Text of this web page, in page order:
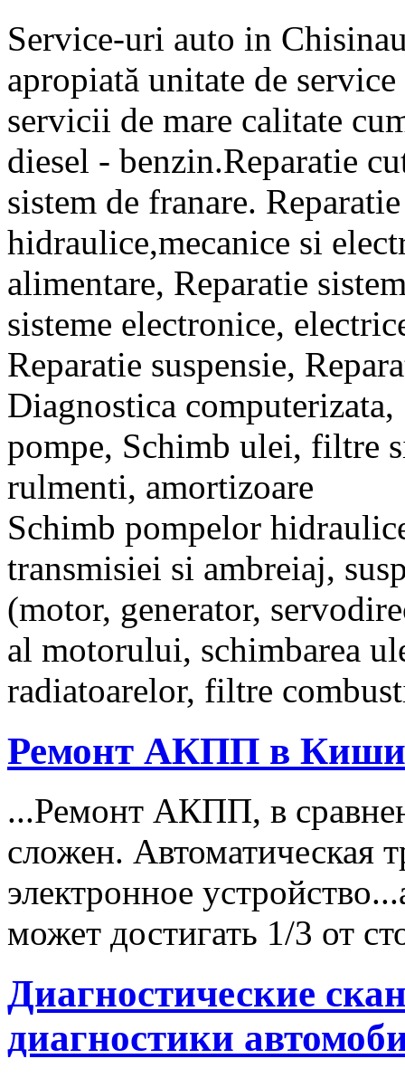
Service-uri auto in
apropiată unitate de
servicii de mare calitate
diesel - benzin.Reparatie
sistem de franare.
hidraulice,mecanice si
alimentare, Reparatie
sisteme electronice,
Reparatie suspensie,
Diagnostica
pompe, Schimb ulei, filtre
rulmenti, amortizoare
Schimb pompelor
transmisiei si ambreiaj,
(motor, generator,
al motorului, schimbarea
radiatoarelor, filtre
Ремонт АКПП в
...Ремонт АКПП, в
сложен. Автоматическая
электронное
может достигать 1/3 от
Диагностические
диагностики